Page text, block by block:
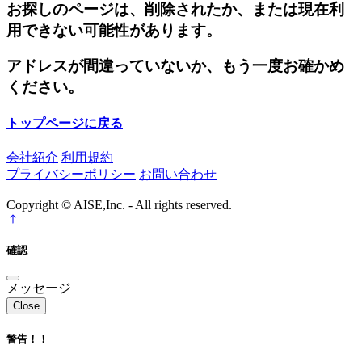
お探しのページは、削除されたか、または現在利
用できない可能性があります。
アドレスが間違っていないか、もう一度お確かめ
ください。
トップページに戻る
会社紹介 利用規約
プライバシーポリシー お問い合わせ
Copyright © AISE,Inc. - All rights reserved.
確認
メッセージ
Close
警告！！